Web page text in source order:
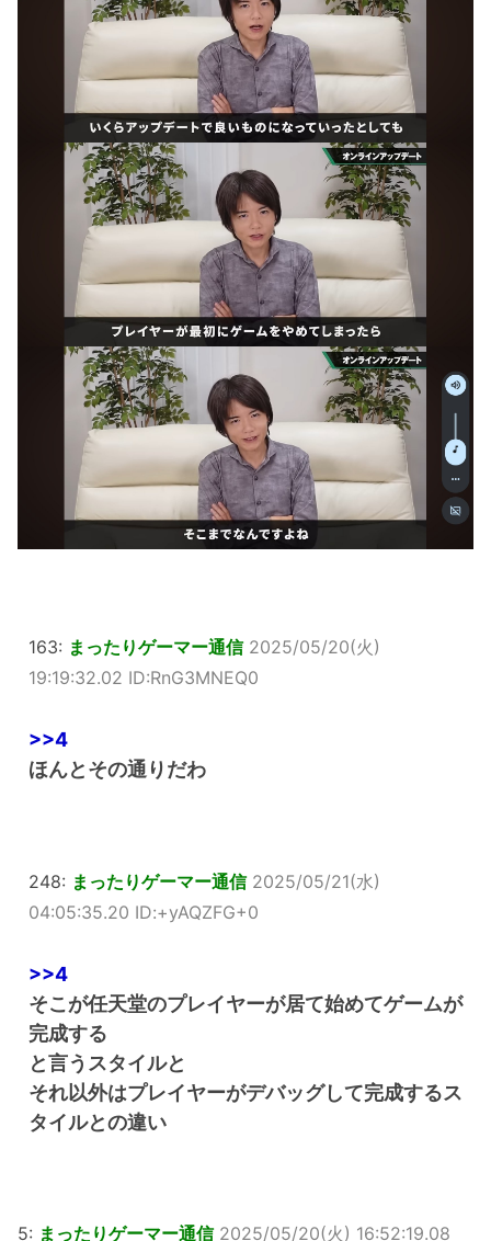
163: まったりゲーマー通信 2025/05/20(火)
19:19:32.02 ID:RnG3MNEQ0
>>4
ほんとその通りだわ
248: まったりゲーマー通信 2025/05/21(水)
04:05:35.20 ID:+yAQZFG+0
>>4
そこが任天堂のプレイヤーが居て始めてゲームが
完成する
と言うスタイルと
それ以外はプレイヤーがデバッグして完成するス
タイルとの違い
5: まったりゲーマー通信 2025/05/20(火) 16:52:19.08